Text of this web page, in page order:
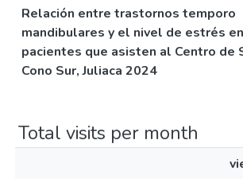
Relación entre trastornos temporo
mandibulares y el nivel de estrés en
pacientes que asisten al Centro de
Cono Sur, Juliaca 2024
Total visits per month